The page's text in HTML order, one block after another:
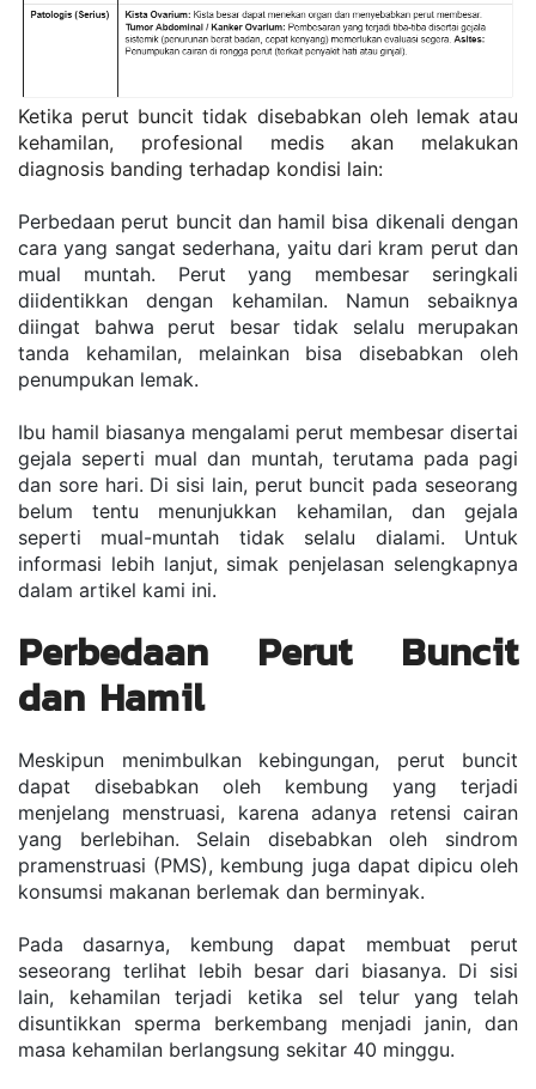
Ketika perut buncit tidak disebabkan oleh lemak atau
kehamilan, profesional medis akan melakukan
diagnosis banding terhadap kondisi lain:
Perbedaan perut buncit dan hamil bisa dikenali dengan
cara yang sangat sederhana, yaitu dari kram perut dan
mual muntah. Perut yang membesar seringkali
diidentikkan dengan kehamilan. Namun sebaiknya
diingat bahwa perut besar tidak selalu merupakan
tanda kehamilan, melainkan bisa disebabkan oleh
penumpukan lemak.
Ibu hamil biasanya mengalami perut membesar disertai
gejala seperti mual dan muntah, terutama pada pagi
dan sore hari. Di sisi lain, perut buncit pada seseorang
belum tentu menunjukkan kehamilan, dan gejala
seperti mual-muntah tidak selalu dialami. Untuk
informasi lebih lanjut, simak penjelasan selengkapnya
dalam artikel kami ini.
Perbedaan Perut Buncit
dan Hamil
Meskipun menimbulkan kebingungan, perut buncit
dapat disebabkan oleh kembung yang terjadi
menjelang menstruasi, karena adanya retensi cairan
yang berlebihan. Selain disebabkan oleh sindrom
pramenstruasi (PMS), kembung juga dapat dipicu oleh
konsumsi makanan berlemak dan berminyak.
Pada dasarnya, kembung dapat membuat perut
seseorang terlihat lebih besar dari biasanya. Di sisi
lain, kehamilan terjadi ketika sel telur yang telah
disuntikkan sperma berkembang menjadi janin, dan
masa kehamilan berlangsung sekitar 40 minggu.